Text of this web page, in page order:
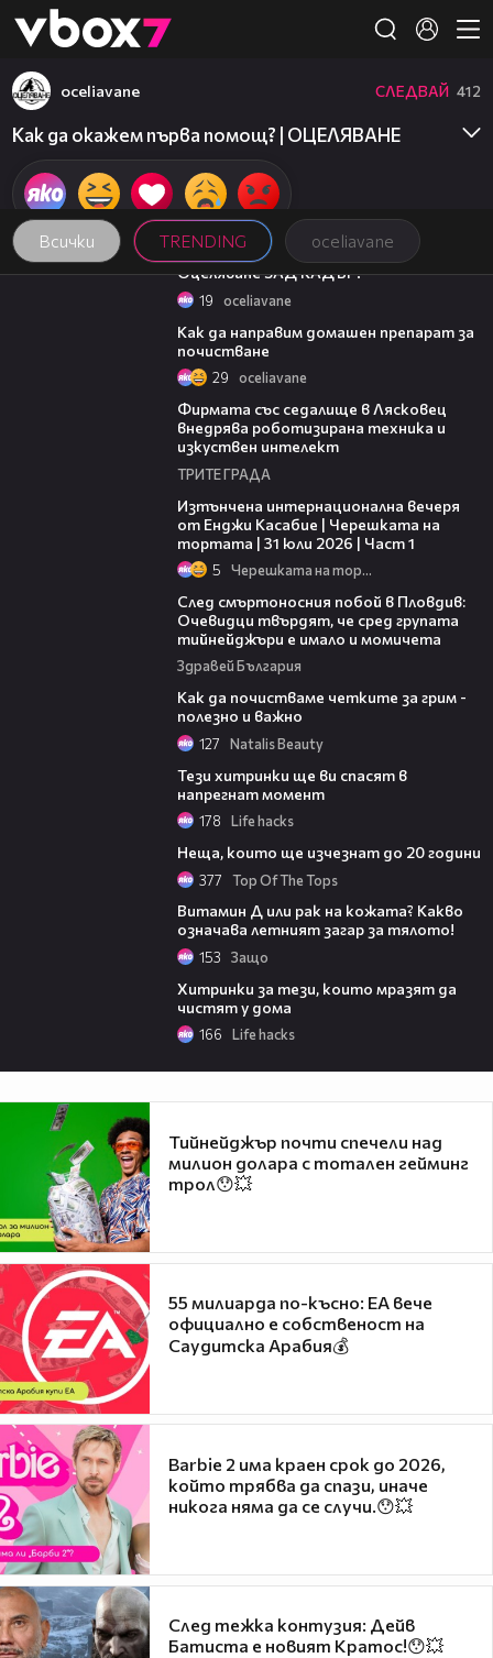
👾
Всички TRENDING oceliavane
oceliavane СЛЕДВАЙ 412
Как да окажем първа помощ? | ОЦЕЛЯВАНЕ
02:56
Оцеляване ЗАД КАДЪР!
19 oceliavane
Как да направим домашен препарат за
почистване
29 oceliavane
Фирмата със седалище в Лясковец
внедрява роботизирана техника и
изкуствен интелект
ТРИТЕ ГРАДА
Изтънчена интернационална вечеря
от Енджи Касабие | Черешката на
тортата | 31 юли 2026 | Част 1
5 Черешката на тортата
След смъртоносния побой в Пловдив:
Очевидци твърдят, че сред групата
тийнейджъри е имало и момичета
Здравей България
Как да почистваме четките за грим -
полезно и важно
127 Natalis Beauty
Тези хитринки ще ви спасят в
напрегнат момент
178 Life hacks
Неща, които ще изчезнат до 20 години
377 Top Of The Tops
Витамин Д или рак на кожата? Какво
означава летният загар за тялото!
153 Защо
Хитринки за тези, които мразят да
чистят у дома
166 Life hacks
Тийнейджър почти спечели над
милион долара с тотален гейминг
трол😯💥
55 милиарда по-късно: EA вече
официално е собственост на
Саудитска Арабия💰
Barbie 2 има краен срок до 2026,
който трябва да спази, иначе
никога няма да се случи.😯💥
След тежка контузия: Дейв
Батиста е новият Кратос!😯💥